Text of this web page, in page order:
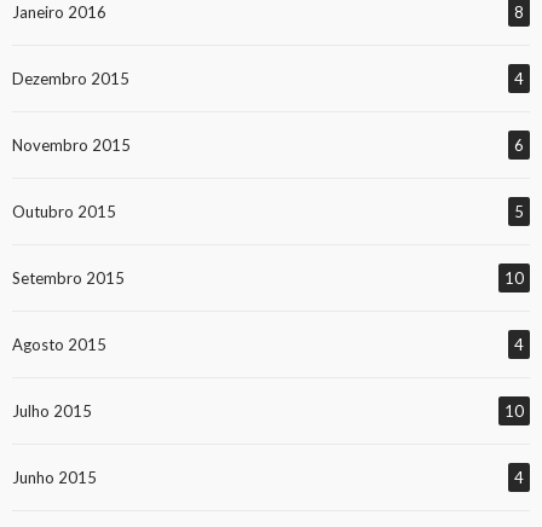
Janeiro 2016 8
Dezembro 2015 4
Novembro 2015 6
Outubro 2015 5
Setembro 2015 10
Agosto 2015 4
Julho 2015 10
Junho 2015 4